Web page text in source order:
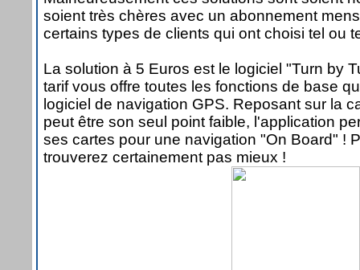
soient très chères avec un abonnement
certains types de clients qui ont choisi tel ou
La solution à 5 Euros est le logiciel "Turn by
tarif vous offre toutes les fonctions de base
logiciel de navigation GPS. Reposant sur la
peut être son seul point faible, l'application
ses cartes pour une navigation "On Board" !
trouverez certainement pas mieux !